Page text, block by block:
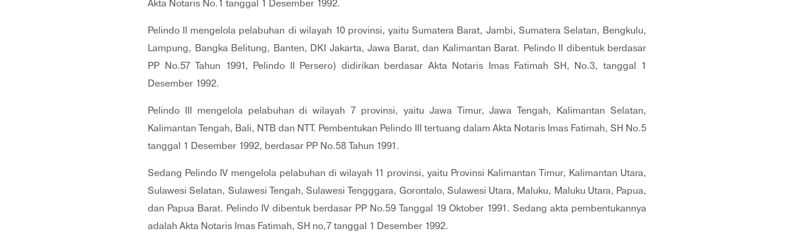
Akta Notaris No.1 tanggal 1 Desember 1992.
Pelindo II mengelola pelabuhan di wilayah 10 provinsi, yaitu Sumatera Barat, Jambi, Sumatera Selatan, Bengkulu,
Lampung, Bangka Belitung, Banten, DKI Jakarta, Jawa Barat, dan Kalimantan Barat. Pelindo II dibentuk berdasar
PP No.57 Tahun 1991, Pelindo II Persero) didirikan berdasar Akta Notaris Imas Fatimah SH, No.3, tanggal 1
Desember 1992.
Pelindo III mengelola pelabuhan di wilayah 7 provinsi, yaitu Jawa Timur, Jawa Tengah, Kalimantan Selatan,
Kalimantan Tengah, Bali, NTB dan NTT. Pembentukan Pelindo III tertuang dalam Akta Notaris Imas Fatimah, SH No.5
tanggal 1 Desember 1992, berdasar PP No.58 Tahun 1991.
Sedang Pelindo IV mengelola pelabuhan di wilayah 11 provinsi, yaitu Provinsi Kalimantan Timur, Kalimantan Utara,
Sulawesi Selatan, Sulawesi Tengah, Sulawesi Tengggara, Gorontalo, Sulawesi Utara, Maluku, Maluku Utara, Papua,
dan Papua Barat. Pelindo IV dibentuk berdasar PP No.59 Tanggal 19 Oktober 1991. Sedang akta pembentukannya
adalah Akta Notaris Imas Fatimah, SH no,7 tanggal 1 Desember 1992.